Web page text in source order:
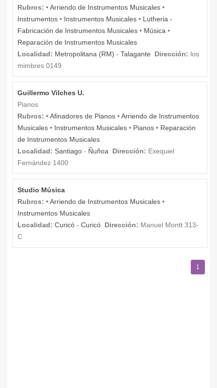
Rubros: •Arriendo de Instrumentos Musicales •
Instrumentos • Instrumentos Musicales • Lutheria -
Fabricación de Instrumentos Musicales • Música •
Reparación de Instrumentos Musicales
Localidad: Metropolitana (RM) - Talagante Dirección: los
mimbres 0149
Guillermo Vilches U.
Pianos
Rubros: •Afinadores de Pianos •Arriendo de Instrumentos
Musicales • Instrumentos Musicales • Pianos • Reparación
de Instrumentos Musicales
Localidad: Santiago - Ñuñoa Dirección: Exequiel
Fernández 1400
Studio Música
Rubros: •Arriendo de Instrumentos Musicales •
Instrumentos Musicales
Localidad: Curicó - Curicó Dirección: Manuel Montt 313-
C
1